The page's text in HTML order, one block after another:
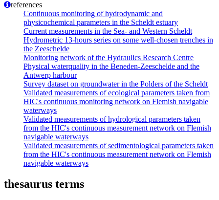
references
Continuous monitoring of hydrodynamic and
physicochemical parameters in the Scheldt estuary
Current measurements in the Sea- and Western Scheldt
Hydrometric 13-hours series on some well-chosen trenches in
the Zeeschelde
Monitoring network of the Hydraulics Research Centre
Physical waterquality in the Beneden-Zeeschelde and the
Antwerp harbour
Survey dataset on groundwater in the Polders of the Scheldt
Validated measurements of ecological parameters taken from
HIC's continuous monitoring network on Flemish navigable
waterways
Validated measurements of hydrological parameters taken
from the HIC's continuous measurement network on Flemish
navigable waterways
Validated measurements of sedimentological parameters taken
from the HIC's continuous measurement network on Flemish
navigable waterways
thesaurus terms